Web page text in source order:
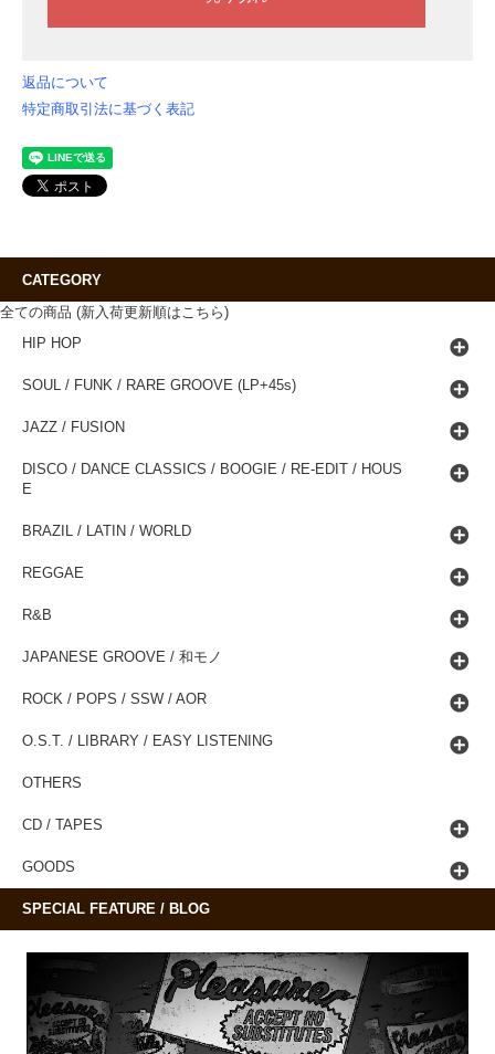
返品について
特定商取引法に基づく表記
CATEGORY
全ての商品 (新入荷更新順はこちら)
HIP HOP
SOUL / FUNK / RARE GROOVE (LP+45s)
JAZZ / FUSION
DISCO / DANCE CLASSICS / BOOGIE / RE-EDIT / HOUS
E
BRAZIL / LATIN / WORLD
REGGAE
R&B
JAPANESE GROOVE / 和モノ
ROCK / POPS / SSW / AOR
O.S.T. / LIBRARY / EASY LISTENING
OTHERS
CD / TAPES
GOODS
SPECIAL FEATURE / BLOG